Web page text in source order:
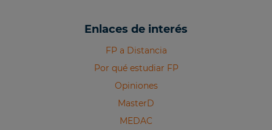
Enlaces de interés
FP a Distancia
Por qué estudiar FP
Opiniones
MasterD
MEDAC